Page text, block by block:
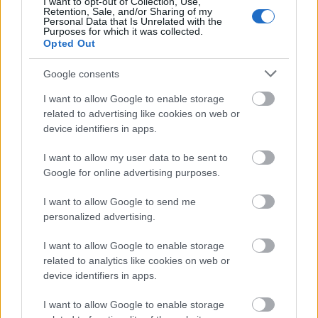
Retention, Sale, and/or Sharing of my
Personal Data that Is Unrelated with the
Purposes for which it was collected.
Opted Out
Google consents
I want to allow Google to enable storage
related to advertising like cookies on web or
device identifiers in apps.
I want to allow my user data to be sent to
Google for online advertising purposes.
I want to allow Google to send me
personalized advertising.
I want to allow Google to enable storage
related to analytics like cookies on web or
device identifiers in apps.
I want to allow Google to enable storage
classification l'autorise dans les pratiques
alimentaires. Il est toutefois important de suivre les
recommandations en matière de supplémentation,
notamment pour les doses élevées et l'utilisation à
long terme. Une consommation élevée peut
problèmes hépatiques.
Avant de commencer à prendre des compléments
d'ALC, il est conseillé de consulter un professionnel
de santé. Il pourra vous offrir des conseils
personnalisés et vous aider à comprendre les
risques. Cela permettra de garantir que les
compléments répondent à vos objectifs de santé.
CLA vs gras trans industriels
Il est essentiel de comprendre les différences entre